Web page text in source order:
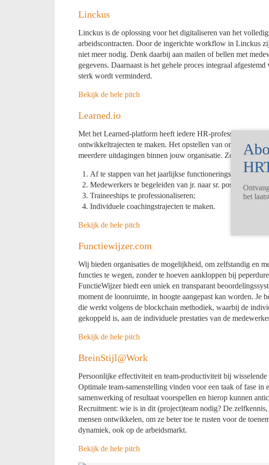
Linckus
Linckus is de oplossing voor het digitaliseren van het
arbeidscontracten. Door de ingerichte workflow in Linckus
niet meer nodig. Denk daarbij aan mailen of bellen met
gegevens. Daarnaast is het gehele proces integraal
sterk wordt verminderd.
Bekijk de hele pitch
Learned.io
Met het Learned-platform heeft iedere HR-professional de
ontwikkeltrajecten te maken. Het opstellen van
meerdere uitdagingen binnen jouw organisatie. Zo kan je
Af te stappen van het jaarlijkse functioneringsgesprek;
Medewerkers te begeleiden van jr. naar sr. posities;
Traineeships te professionaliseren;
Individuele coachingstrajecten te maken.
Bekijk de hele pitch
Functiewijzer.com
Wij bieden organisaties de mogelijkheid, om zelfstandig en
functies te wegen, zonder te hoeven aankloppen bij
FunctieWijzer biedt een uniek en transparant
moment de loonruimte, in hoogte aangepast kan worden. Je
die werkt volgens de blockchain methodiek, waarbij de
gekoppeld is, aan de individuele prestaties van de
Bekijk de hele pitch
BreinStijl@Work
Persoonlijke effectiviteit en team-productiviteit bij wisselende
Optimale team-samenstelling vinden voor een taak of fase in
samenwerking of resultaat voorspellen en hierop kunnen
Recruitment: wie is in dit (project)team nodig? De zelfkennis,
mensen ontwikkelen, om ze beter toe te rusten voor de
dynamiek, ook op de arbeidsmarkt.
Bekijk de hele pitch
het